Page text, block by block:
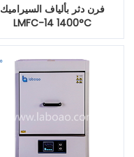
فرن دثر بألياف السيراميك
LMFC-14 1400°C